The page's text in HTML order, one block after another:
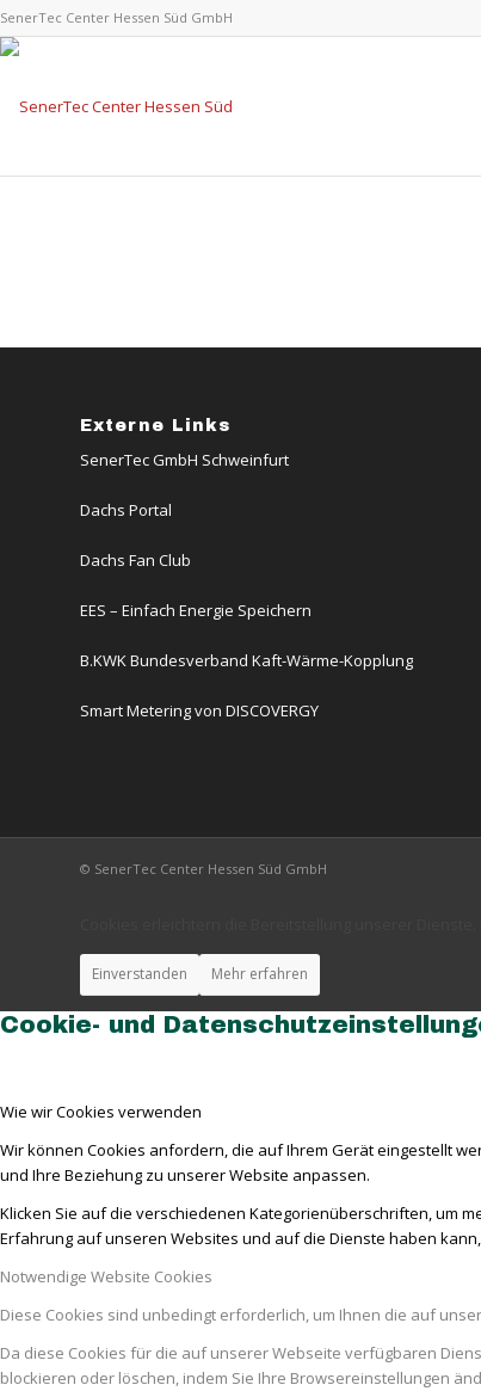
SenerTec Center Hessen Süd GmbH
Externe Links
SenerTec GmbH Schweinfurt
Dachs Portal
Dachs Fan Club
EES – Einfach Energie Speichern
B.KWK Bundesverband Kaft-Wärme-Kopplung
Smart Metering von DISCOVERGY
© SenerTec Center Hessen Süd GmbH
Einverstanden Mehr erfahren
Cookie- und
Wie wir Cookies verwenden
Wir können Cookies anfordern, die auf Ihrem Gerät eingestellt
und Ihre Beziehung zu unserer Website anpassen.
Klicken Sie auf die verschiedenen Kategorienüberschriften, um
Erfahrung auf unseren Websites und auf die Dienste haben
Notwendige Website Cookies
Diese Cookies sind unbedingt erforderlich, um Ihnen die auf
Da diese Cookies für die auf unserer Webseite verfügbaren
blockieren oder löschen, indem Sie Ihre Browsereinstellungen